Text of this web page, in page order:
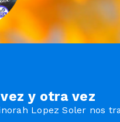
y otra vez
Lopez Soler nos